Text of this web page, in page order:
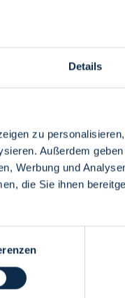
Details
zu
Außerdem
Werbung und
die Sie ihnen
Menü